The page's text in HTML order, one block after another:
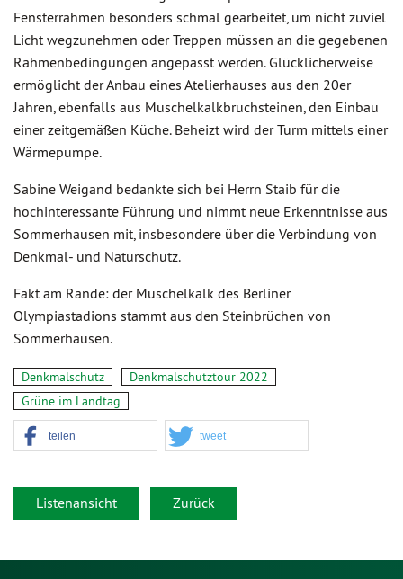
Fensterrahmen besonders schmal gearbeitet, um nicht zuviel
Licht wegzunehmen oder Treppen müssen an die gegebenen
Rahmenbedingungen angepasst werden. Glücklicherweise
ermöglicht der Anbau eines Atelierhauses aus den 20er
Jahren, ebenfalls aus Muschelkalkbruchsteinen, den Einbau
einer zeitgemäßen Küche. Beheizt wird der Turm mittels einer
Wärmepumpe.
Sabine Weigand bedankte sich bei Herrn Staib für die
hochinteressante Führung und nimmt neue Erkenntnisse aus
Sommerhausen mit, insbesondere über die Verbindung von
Denkmal- und Naturschutz.
Fakt am Rande: der Muschelkalk des Berliner
Olympiastadions stammt aus den Steinbrüchen von
Sommerhausen.
Denkmalschutz
Denkmalschutztour 2022
Grüne im Landtag
teilen tweet
Listenansicht Zurück